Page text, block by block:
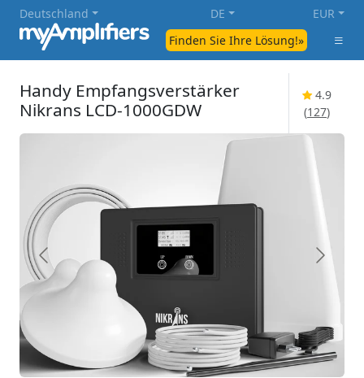
Finden Sie Ihre Lösung!»
Deutschland DE EUR
Handy Empfangsverstärker
Nikrans LCD-1000GDW
4.9
(127)